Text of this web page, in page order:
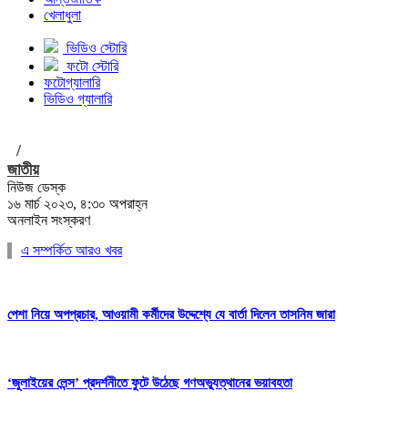
খেলাধুলা
ভিডিও স্টোরি
ফটো স্টোরি
ফটোগ্যালারি
ভিডিও গ্যালারি
/
জাতীয়
নিউজ ডেস্ক
১৬ মার্চ ২০২৩, ৪:৩০ অপরাহ্ন
অনলাইন সংস্করণ
এ সম্পর্কিত আরও খবর
পেশা নিয়ে অপপ্রচার, আওয়ামী কর্মীদের উদ্দেশ্যে যে বার্তা দিলেন তাসনিম জারা
‘জুলাইয়ের লেন্স’ প্রদর্শনীতে ফুটে উঠেছে গণঅভ্যুত্থানের ভয়াবহতা